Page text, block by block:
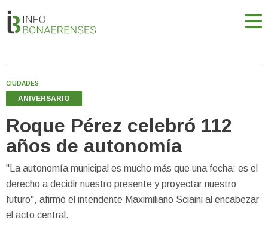
CIUDADES
ANIVERSARIO
Roque Pérez celebró 112
años de autonomía
"La autonomía municipal es mucho más que una fecha: es el
derecho a decidir nuestro presente y proyectar nuestro
futuro", afirmó el intendente Maximiliano Sciaini al encabezar
el acto central.